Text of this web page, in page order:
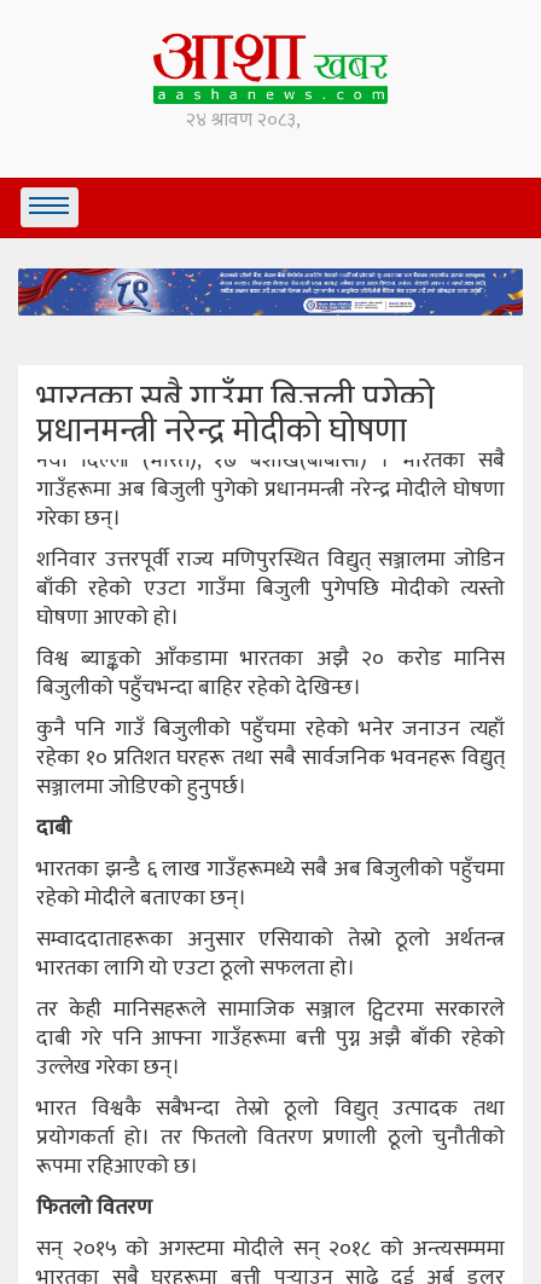
भारतका सबै गाउँमा बिजुली पुगेको
प्रधानमन्त्री नरेन्द्र मोदीको घोषणा
नयाँ दिल्ली (भारत), १७ बैशाख(बीबीसी) । भारतका सबै
गाउँहरूमा अब बिजुली पुगेको प्रधानमन्त्री नरेन्द्र मोदीले घोषणा
गरेका छन्।
शनिवार उत्तरपूर्वी राज्य मणिपुरस्थित विद्युत् सञ्जालमा जोडिन
बाँकी रहेको एउटा गाउँमा बिजुली पुगेपछि मोदीको त्यस्तो
घोषणा आएको हो।
विश्व ब्याङ्कको आँकडामा भारतका अझै २० करोड मानिस
बिजुलीको पहुँचभन्दा बाहिर रहेको देखिन्छ।
कुनै पनि गाउँ बिजुलीको पहुँचमा रहेको भनेर जनाउन त्यहाँ
रहेका १० प्रतिशत घरहरू तथा सबै सार्वजनिक भवनहरू विद्युत्
सञ्जालमा जोडिएको हुनुपर्छ।
दाबी
भारतका झन्डै ६ लाख गाउँहरूमध्ये सबै अब बिजुलीको पहुँचमा
रहेको मोदीले बताएका छन्।
सम्वाददाताहरूका अनुसार एसियाको तेस्रो ठूलो अर्थतन्त्र
भारतका लागि यो एउटा ठूलो सफलता हो।
तर केही मानिसहरूले सामाजिक सञ्जाल ट्विटरमा सरकारले
दाबी गरे पनि आफ्ना गाउँहरूमा बत्ती पुग्न अझै बाँकी रहेको
उल्लेख गरेका छन्।
भारत विश्वकै सबैभन्दा तेस्रो ठूलो विद्युत् उत्पादक तथा
प्रयोगकर्ता हो। तर फितलो वितरण प्रणाली ठूलो चुनौतीको
रूपमा रहिआएको छ।
फितलो वितरण
सन् २०१५ को अगस्टमा मोदीले सन् २०१८ को अन्त्यसम्ममा